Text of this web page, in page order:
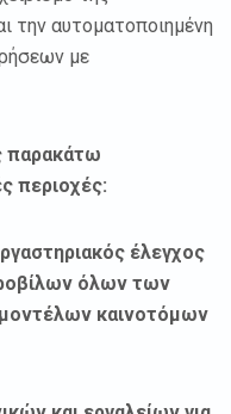
την αυτοματοποιημένη
με
παρακάτω
περιοχές:
έλεγχος
όλων των
καινοτόμων